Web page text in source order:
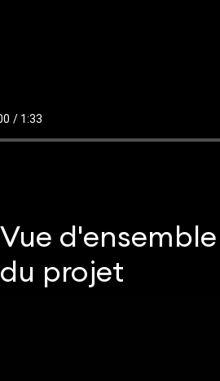
Vue d'ensemble
du projet